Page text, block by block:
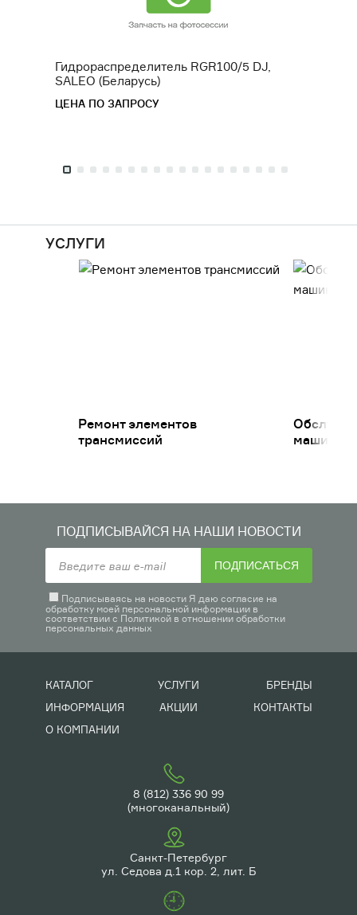
Гидрораспределитель RGR100/5 DJ,
SALEO (Беларусь)
ЦЕНА ПО ЗАПРОСУ
УСЛУГИ
Ремонт элементов
трансмиссий
машин
ПОДПИСЫВАЙСЯ НА НАШИ НОВОСТИ
ПОДПИСАТЬСЯ
Подписываясь на новости Я даю согласие на
обработку моей персональной информации в
соответствии с Политикой в отношении обработки
персональных данных
КАТАЛОГ УСЛУГИ
БРЕНДЫ
ИНФОРМАЦИЯ
АКЦИИ
КОНТАКТЫ
О КОМПАНИИ
8 (812) 336 90 99
(многоканальный)
Санкт-Петербург
ул. Седова д.1 кор. 2, лит. Б